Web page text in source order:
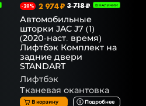
-20% 2 974 ₽ 3 718 ₽ В НАЛИЧИИ
Автомобильные
шторки JAC J7 (1)
(2020-наст. время)
Лифтбэк Комплект на
задние двери
STANDART
Лифтбэк
Тканевая окантовка
В корзину Подробнее